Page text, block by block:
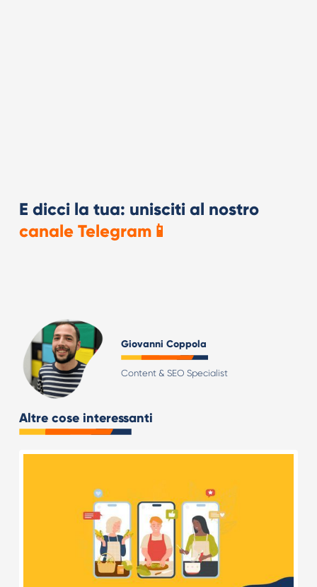
E dicci la tua: unisciti al nostro
canale Telegram📱
Giovanni Coppola
Content & SEO Specialist
Altre cose interessanti